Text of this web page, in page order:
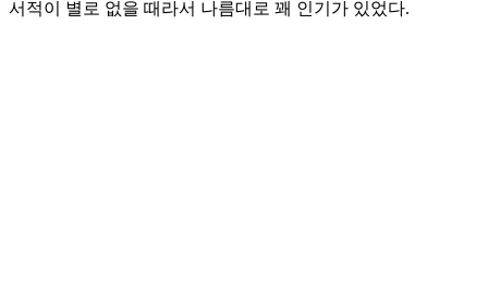
서적이 별로 없을 때라서 나름대로 꽤 인기가 있었다.